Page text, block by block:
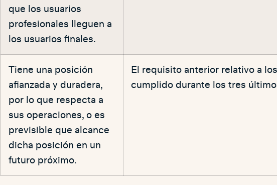
que los usuarios
profesionales lleguen a
los usuarios finales.
​Tiene una posición
afianzada y duradera,
por lo que respecta a
sus operaciones, o es
previsible que alcance
dicha posición en un
futuro próximo.
​El requisito anterior relativo a
cumplido durante los tres